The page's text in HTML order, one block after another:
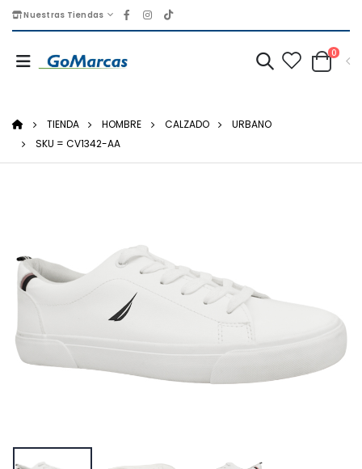
Nuestras Tiendas
0
TIENDA HOMBRE CALZADO
URBANO
SKU = CV1342-AA